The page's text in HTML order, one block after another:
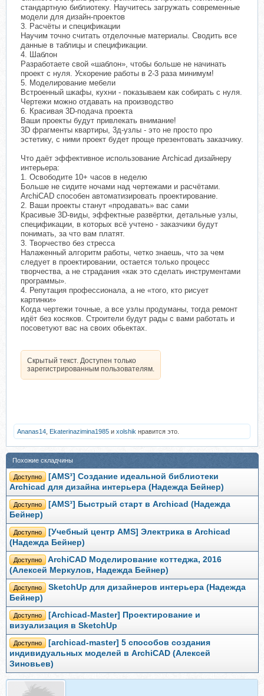
стандартную библиотеку. Научитесь загружать современные
модели для дизайн-проектов
3. Расчёты и спецификации
Научим точно считать отделочные материалы. Сводить все
данные в таблицы и спецификации.
4. Шаблон
Разработаете свой «шаблон», чтобы больше не начинать
проект с нуля. Ускорение работы в 2-3 раза минимум!
5. Моделирование мебели
Встроенный шкафы, кухни - показываем как собирать с нуля.
Чертежи можно отдавать на производство
6. Красивая 3D-подача проекта
Ваши проекты будут привлекать внимание!
3D фрагменты квартиры, 3д-узлы - это не просто про
эстетику, с ними проект будет проще презентовать заказчику.
Что даёт эффективное использование Archicad дизайнеру
интерьера:
1. Освободите 10+ часов в неделю
Больше не сидите ночами над чертежами и расчётами.
ArchiCAD способен автоматизировать проектирование.
2. Ваши проекты станут «продавать» вас сами
Красивые 3D-виды, эффектные развёртки, детальные узлы,
спецификации, в которых всё учтено - заказчики будут
понимать, за что вам платят.
3. Творчество без стресса
Налаженный алгоритм работы, четко знаешь, что за чем
следует в проектировании, остается только процесс
творчества, а не страдания «как это сделать инструментами
программы».
4. Репутация профессионала, а не «того, кто рисует
картинки»
Когда чертежи точные, а все узлы продуманы, тогда ремонт
идёт без косяков. Строители будут рады с вами работать и
посоветуют вас на своих обьектах.
Скрытый текст. Доступен только
зарегистрированным пользователям.
Ananas14 Ekaterinazimina1985 и xolshik нравится это.
Похожие складчины
Доступно
[AMS³] Создание идеальной библиотеки
Archicad для дизайна интерьера (Надежда Бейнер)
Доступно
[AMS³] Быстрый старт в Archicad (Надежда
Бейнер)
Доступно
[Учебный центр AMS] Электрика в Archicad
(Надежда Бейнер)
Доступно
ArchiCAD Моделирование коттеджа, 2016
(Алексей Меркулов, Надежда Бейнер)
Доступно
SketchUp для дизайнеров интерьера (Надежда
Бейнер)
Доступно
[Archicad-Master] Проектирование и
визуализация в SketchUp
Доступно
[archicad-master] 5 способов создания
индивидуальных моделей в ArchiCAD (Алексей
Зиновьев)